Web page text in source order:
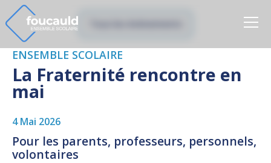
ENSEMBLE SCOLAIRE
La Fraternité rencontre en
mai
4 Mai 2026
Pour les parents, professeurs, personnels,
volontaires